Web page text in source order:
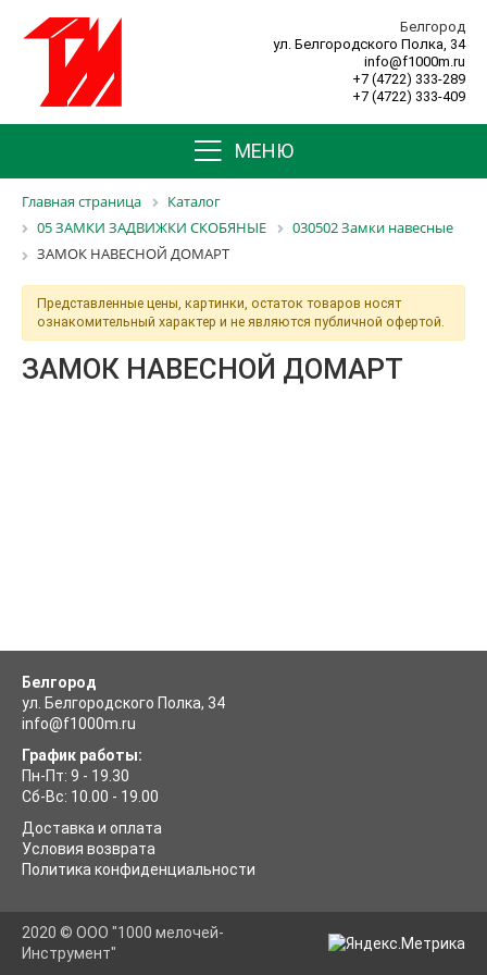
Белгород
ул. Белгородского Полка, 34
info@f1000m.ru
+7 (4722) 333-289
+7 (4722) 333-409
МЕНЮ
Главная страница
Каталог
05 ЗАМКИ ЗАДВИЖКИ СКОБЯНЫЕ
030502 Замки навесные
ЗАМОК НАВЕСНОЙ ДОМАРТ
Представленные цены, картинки, остаток товаров носят
ознакомительный характер и не являются публичной офертой.
ЗАМОК НАВЕСНОЙ ДОМАРТ
Белгород
ул. Белгородского Полка, 34
info@f1000m.ru
График работы:
Пн-Пт: 9 - 19.30
Сб-Вс: 10.00 - 19.00
Доставка и оплата
Условия возврата
Политика конфиденциальности
2020 © ООО "1000 мелочей-
Инструмент"